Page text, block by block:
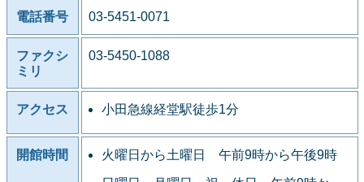
電話番号 03-5451-0071
ファクシ
ミリ
03-5450-1088
アクセス 小田急線経堂駅徒歩1分
開館時間 火曜日から土曜日 午前9時から午後9時